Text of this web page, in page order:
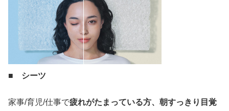
■ シーツ
家事/育児/仕事で疲れがたまっている方、朝すっきり目覚